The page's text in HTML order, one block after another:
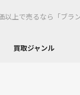
以上で売るなら 「ブラ
買取ジャンル